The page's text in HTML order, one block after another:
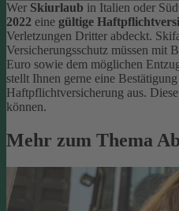
Wer Skiurlaub in Italien oder
2022 eine gültige
Verletzungen Dritter abdeckt.
Versicherungsschutz müssen mit
Euro sowie dem möglichen
stellt Ihnen gerne eine
Haftpflichtversicherung aus.
können.
Mehr zum Thema